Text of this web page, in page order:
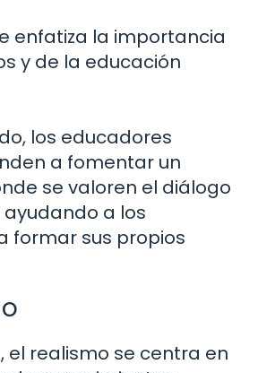
enfatiza la importancia
y de la educación
los educadores
a fomentar un
se valoren el diálogo
ayudando a los
formar sus propios
el realismo se centra en